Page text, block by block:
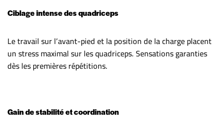
Ciblage intense des quadriceps
Le travail sur l’avant-pied et la position de la charge placent
un stress maximal sur les quadriceps. Sensations garanties
dès les premières répétitions.
Gain de stabilité et coordination